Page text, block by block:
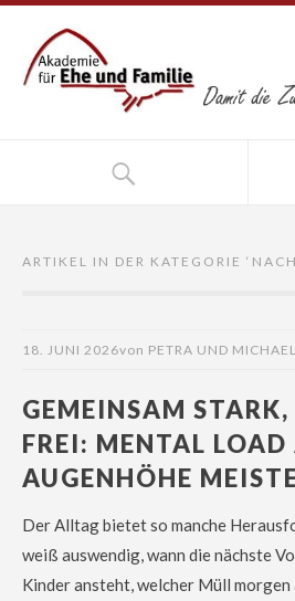
ARTIKEL IN DER KATEGORIE ‘
18. JUNI 2026von PETRA UND
GEMEINSAM
FREI: MENTAL LOAD
AUGENHÖHE
Der Alltag bietet so manche
weiß auswendig, wann die nächste
Kinder ansteht, welcher Müll